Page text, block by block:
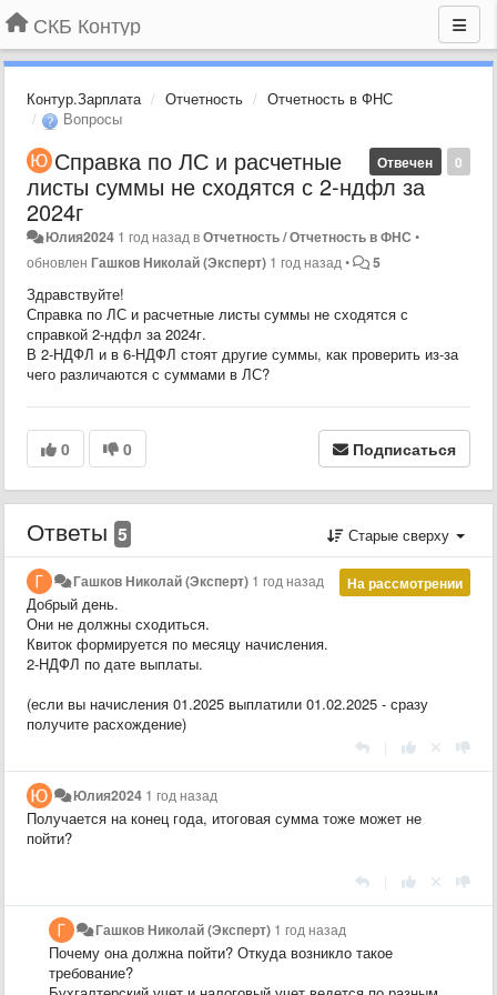
СКБ Контур
Контур.Зарплата Отчетность
Отчетность в ФНС
Вопросы
0
Отвечен
Справка по ЛС и расчетные
листы суммы не сходятся с 2-ндфл за
2024г
Юлия2024 1 год назад вОтчетность / Отчетность в ФНС •
обновлен Гашков Николай (Эксперт) 1 год назад • 5
Здравствуйте!
Справка по ЛС и расчетные листы суммы не сходятся с
справкой 2-ндфл за 2024г.
В 2-НДФЛ и в 6-НДФЛ стоят другие суммы, как проверить из-за
чего различаются с суммами в ЛС?
0 0 Подписаться
Ответы 5 Старые сверху
На рассмотрении
Гашков Николай (Эксперт) 1 год назад
Добрый день.
Они не должны сходиться.
Квиток формируется по месяцу начисления.
2-НДФЛ по дате выплаты.
(если вы начисления 01.2025 выплатили 01.02.2025 - сразу
получите расхождение)
Юлия2024 1 год назад
Получается на конец года, итоговая сумма тоже может не
пойти?
Гашков Николай (Эксперт) 1 год назад
Почему она должна пойти? Откуда возникло такое
требование?